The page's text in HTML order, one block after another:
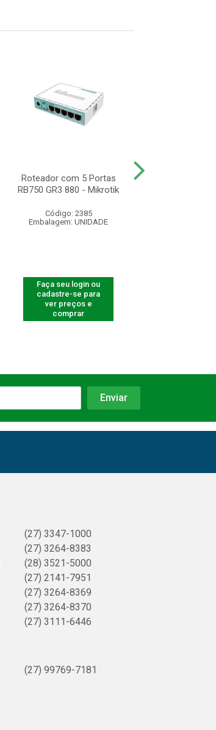
Roteador com 5 Portas
RB750 GR3 880 - Mikrotik
Código: 2385
Embalagem: UNIDADE
Faça seu login ou
cadastre-se para
ver preços e
comprar
(27) 3347-1000
(27) 3264-8383
(28) 3521-5000
(27) 2141-7951
(27) 3264-8369
(27) 3264-8370
(27) 3111-6446
(27) 99769-7181